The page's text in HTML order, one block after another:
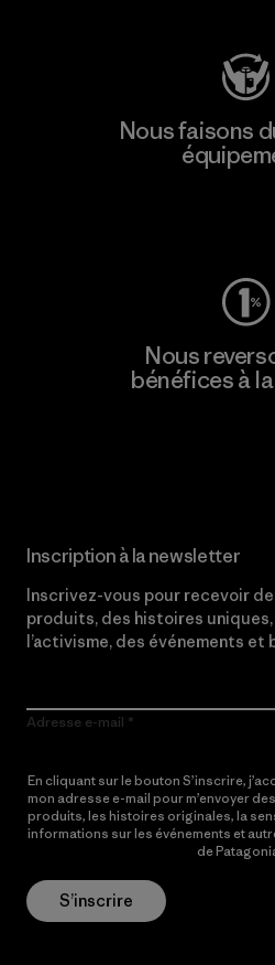
Nous faisons
Nous
bénéfices à
Inscription à la newsletter
Inscrivez-vous pour recevoir
produits, des histoires
l’activisme, des événements et
Adresse e-mail
En cliquant sur le bouton S’inscrire,
mon adresse e-mail pour m’envoyer
produits, les histoires originales, la
informations sur les événements et
de
S’inscrire